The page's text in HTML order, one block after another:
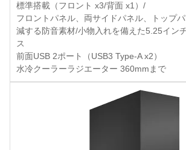
標準搭載（フロント x3/背面 x1）/
フロントパネル、両サイドパネル、トップ
減する防音素材/小物入れを備えた5.25イン
ス
前面USB 2ポート（USB3 Type-A x2）
水冷クーラーラジエーター 360mmまで